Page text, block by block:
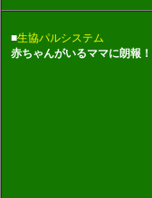
■生協パルシステム
赤ちゃんがいるママに朗報！